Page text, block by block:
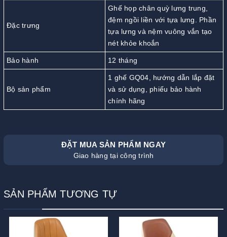
Đặc trưng
Ghế họp chân quỳ lưng trung,
đệm ngồi liền với tựa lưng. Phần
tựa lưng và nệm vuông vắn tạo
nét khỏe khoắn
Bảo hành 12 tháng
Bộ sản phẩm
1 ghế GQ04, hướng dẫn lắp đặt
và sử dụng, phiếu bảo hành
chính hãng
ĐẶT MUA SẢN PHẨM NGAY
Giao hàng tại công trình
SẢN PHẨM TƯƠNG TỰ